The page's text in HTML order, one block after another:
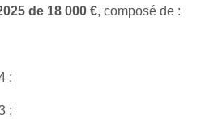
de 18 000 €, composé de :
;
;